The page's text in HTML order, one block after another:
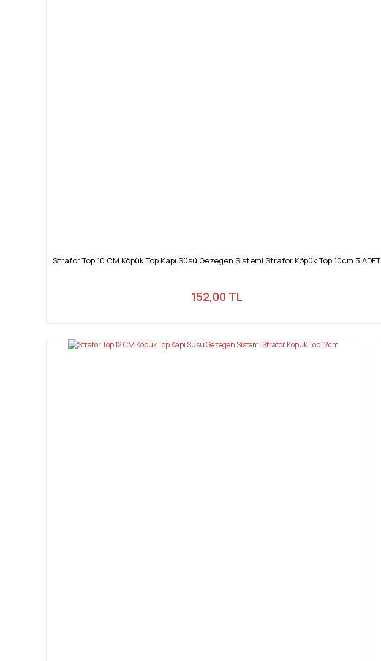
Strafor Top 10 CM Köpük Top Kapı Süsü Gezegen Sistemi Strafor Köpük Top 10cm 3 ADET
152,00 TL